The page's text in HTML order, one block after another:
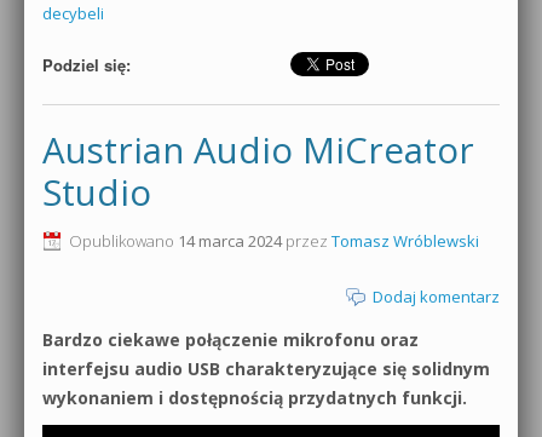
decybeli
Podziel się:
Austrian Audio MiCreator
Studio
Opublikowano 14 marca 2024przez Tomasz Wróblewski
Dodaj komentarz
Bardzo ciekawe połączenie mikrofonu oraz
interfejsu audio USB charakteryzujące się solidnym
wykonaniem i dostępnością przydatnych funkcji.